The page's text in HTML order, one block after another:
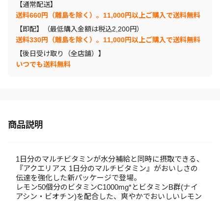
【通常配送】
送料660円（離島を除く）。11,000円以上ご購入で送料無料
【即配】（最低購入金額は税込2,200円）
送料330円（離島を除く）。11,000円以上ご購入で送料無料
【後日受け取り（全店舗）】
いつでも送料無料
商品説明
1日分のマルチビタミンが水分補給と同時に摂取できる、
『アクエリアス 1日分のマルチビタミン』がおいしさの
伝達を強化した新パッケージで登場。
レモン50個分のビタミンC1000mg*とビタミンB群(ナイ
アシン・ビオチン)を配合した、爽やかでおいしいレモン